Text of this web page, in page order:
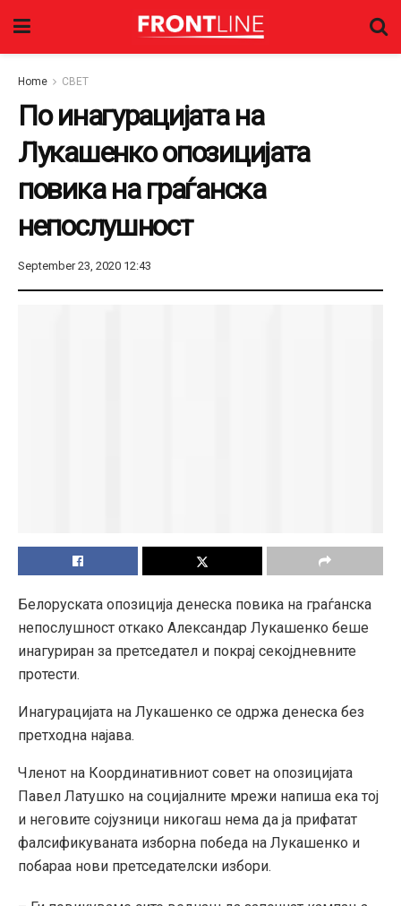
Home СВЕТ
По инагурацијата на
Лукашенко опозицијата
повика на граѓанска
непослушност
September 23, 2020 12:43
Белоруската опозиција денеска повика на граѓанска
непослушност откако Александар Лукашенко беше
инагуриран за претседател и покрај секојдневните
протести.
Инагурацијата на Лукашенко се одржа денеска без
претходна најава.
Членот на Координативниот совет на опозицијата
Павел Латушко на социјалните мрежи напиша ека тој
и неговите сојузници никогаш нема да ја прифатат
фалсификуваната изборна победа на Лукашенко и
побараа нови претседателски избори.